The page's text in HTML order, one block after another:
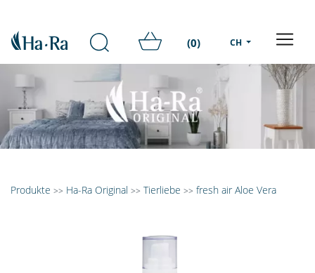
(0) CH
Produkte >> Ha-Ra Original >> Tierliebe >> fresh air Aloe Vera